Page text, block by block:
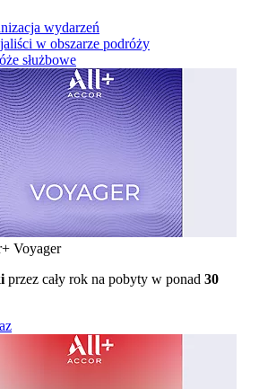
wydarzeń
w obszarze podróży
służbowe
Voyager
przez cały rok na pobyty w ponad 30